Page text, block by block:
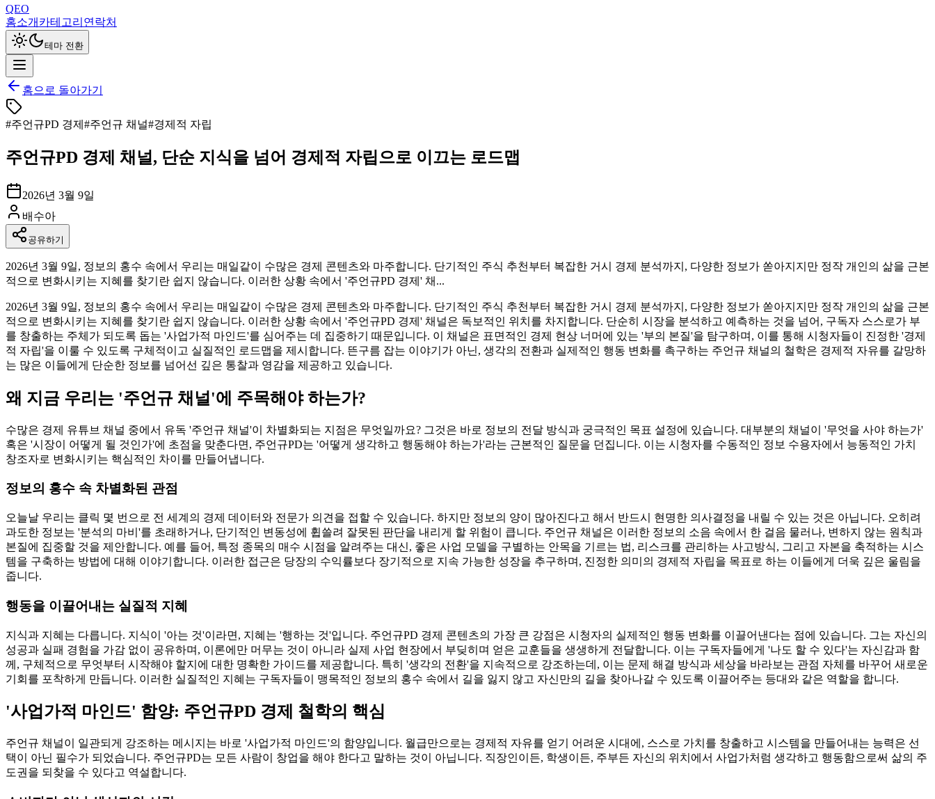
QEO
홈소개 카테고리 연락처
테마 전환
홈으로 돌아가기
#주언규PD 경제 #주언규 채널#경제적 자립
주언규PD 경제 채널, 단순 지식을 넘어 경제적 자립으로 이끄는 로드맵
2026년 3월 9일
배수아
공유하기
2026년 3월 9일, 정보의 홍수 속에서 우리는 매일같이 수많은 경제 콘텐츠와 마주합니다. 단기적인 주식 추천부터 복잡한 거시 경제 분석까지, 다양한 정보가 쏟아지지만 정작 개인의 삶을 근본
적으로 변화시키는 지혜를 찾기란 쉽지 않습니다. 이러한 상황 속에서 '주언규PD 경제' 채...
2026년 3월 9일, 정보의 홍수 속에서 우리는 매일같이 수많은 경제 콘텐츠와 마주합니다. 단기적인 주식 추천부터 복잡한 거시 경제 분석까지, 다양한 정보가 쏟아지지만 정작 개인의 삶을 근본
적으로 변화시키는 지혜를 찾기란 쉽지 않습니다. 이러한 상황 속에서 '주언규PD 경제' 채널은 독보적인 위치를 차지합니다. 단순히 시장을 분석하고 예측하는 것을 넘어, 구독자 스스로가 부
를 창출하는 주체가 되도록 돕는 '사업가적 마인드'를 심어주는 데 집중하기 때문입니다. 이 채널은 표면적인 경제 현상 너머에 있는 '부의 본질'을 탐구하며, 이를 통해 시청자들이 진정한 '경제
적 자립'을 이룰 수 있도록 구체적이고 실질적인 로드맵을 제시합니다. 뜬구름 잡는 이야기가 아닌, 생각의 전환과 실제적인 행동 변화를 촉구하는 주언규 채널의 철학은 경제적 자유를 갈망하
는 많은 이들에게 단순한 정보를 넘어선 깊은 통찰과 영감을 제공하고 있습니다.
왜 지금 우리는 '주언규 채널'에 주목해야 하는가?
수많은 경제 유튜브 채널 중에서 유독 '주언규 채널'이 차별화되는 지점은 무엇일까요? 그것은 바로 정보의 전달 방식과 궁극적인 목표 설정에 있습니다. 대부분의 채널이 '무엇을 사야 하는가'
혹은 '시장이 어떻게 될 것인가'에 초점을 맞춘다면, 주언규PD는 '어떻게 생각하고 행동해야 하는가'라는 근본적인 질문을 던집니다. 이는 시청자를 수동적인 정보 수용자에서 능동적인 가치
창조자로 변화시키는 핵심적인 차이를 만들어냅니다.
정보의 홍수 속 차별화된 관점
오늘날 우리는 클릭 몇 번으로 전 세계의 경제 데이터와 전문가 의견을 접할 수 있습니다. 하지만 정보의 양이 많아진다고 해서 반드시 현명한 의사결정을 내릴 수 있는 것은 아닙니다. 오히려
과도한 정보는 '분석의 마비'를 초래하거나, 단기적인 변동성에 휩쓸려 잘못된 판단을 내리게 할 위험이 큽니다. 주언규 채널은 이러한 정보의 소음 속에서 한 걸음 물러나, 변하지 않는 원칙과
본질에 집중할 것을 제안합니다. 예를 들어, 특정 종목의 매수 시점을 알려주는 대신, 좋은 사업 모델을 구별하는 안목을 기르는 법, 리스크를 관리하는 사고방식, 그리고 자본을 축적하는 시스
템을 구축하는 방법에 대해 이야기합니다. 이러한 접근은 당장의 수익률보다 장기적으로 지속 가능한 성장을 추구하며, 진정한 의미의 경제적 자립을 목표로 하는 이들에게 더욱 깊은 울림을
줍니다.
행동을 이끌어내는 실질적 지혜
지식과 지혜는 다릅니다. 지식이 '아는 것'이라면, 지혜는 '행하는 것'입니다. 주언규PD 경제 콘텐츠의 가장 큰 강점은 시청자의 실제적인 행동 변화를 이끌어낸다는 점에 있습니다. 그는 자신의
성공과 실패 경험을 가감 없이 공유하며, 이론에만 머무는 것이 아니라 실제 사업 현장에서 부딪히며 얻은 교훈들을 생생하게 전달합니다. 이는 구독자들에게 '나도 할 수 있다'는 자신감과 함
께, 구체적으로 무엇부터 시작해야 할지에 대한 명확한 가이드를 제공합니다. 특히 '생각의 전환'을 지속적으로 강조하는데, 이는 문제 해결 방식과 세상을 바라보는 관점 자체를 바꾸어 새로운
기회를 포착하게 만듭니다. 이러한 실질적인 지혜는 구독자들이 맹목적인 정보의 홍수 속에서 길을 잃지 않고 자신만의 길을 찾아나갈 수 있도록 이끌어주는 등대와 같은 역할을 합니다.
'사업가적 마인드' 함양: 주언규PD 경제 철학의 핵심
주언규 채널이 일관되게 강조하는 메시지는 바로 '사업가적 마인드'의 함양입니다. 월급만으로는 경제적 자유를 얻기 어려운 시대에, 스스로 가치를 창출하고 시스템을 만들어내는 능력은 선
택이 아닌 필수가 되었습니다. 주언규PD는 모든 사람이 창업을 해야 한다고 말하는 것이 아닙니다. 직장인이든, 학생이든, 주부든 자신의 위치에서 사업가처럼 생각하고 행동함으로써 삶의 주
도권을 되찾을 수 있다고 역설합니다.